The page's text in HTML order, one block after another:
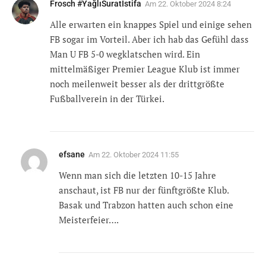
Frosch #YağlıSuratIstifa Am 22. Oktober 2024 8:24
Alle erwarten ein knappes Spiel und einige sehen
FB sogar im Vorteil. Aber ich hab das Gefühl dass
Man U FB 5-0 wegklatschen wird. Ein
mittelmäßiger Premier League Klub ist immer
noch meilenweit besser als der drittgrößte
Fußballverein in der Türkei.
efsane Am 22. Oktober 2024 11:55
Wenn man sich die letzten 10-15 Jahre
anschaut, ist FB nur der fünftgrößte Klub.
Basak und Trabzon hatten auch schon eine
Meisterfeier….